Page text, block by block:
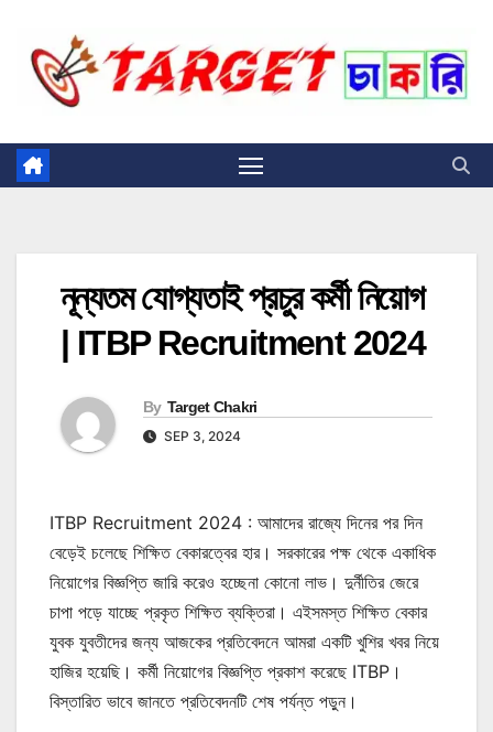
content
নূন্যতম যোগ্যতাই প্রচুর কর্মী নিয়োগ
| ITBP Recruitment 2024
By Target Chakri
SEP 3, 2024
ITBP Recruitment 2024 : আমাদের রাজ্যে দিনের পর দিন
বেড়েই চলেছে শিক্ষিত বেকারত্বের হার। সরকারের পক্ষ থেকে একাধিক
নিয়োগের বিজ্ঞপ্তি জারি করেও হচ্ছেনা কোনো লাভ। দুর্নীতির জেরে
চাপা পড়ে যাচ্ছে প্রকৃত শিক্ষিত ব্যক্তিরা। এইসমস্ত শিক্ষিত বেকার
যুবক যুবতীদের জন্য আজকের প্রতিবেদনে আমরা একটি খুশির খবর নিয়ে
হাজির হয়েছি। কর্মী নিয়োগের বিজ্ঞপ্তি প্রকাশ করেছে ITBP।
বিস্তারিত ভাবে জানতে প্রতিবেদনটি শেষ পর্যন্ত পড়ুন।